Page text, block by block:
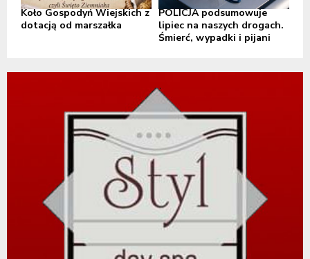
Koło Gospodyń Wiejskich z
dotacją od marszałka
POLICJA podsumowuje
lipiec na naszych drogach.
Śmierć, wypadki i pijani